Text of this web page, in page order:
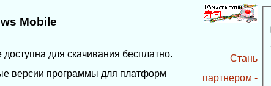
Mobile
для скачивания бесплатно.
версии программы для платформ
Стань
партнером -